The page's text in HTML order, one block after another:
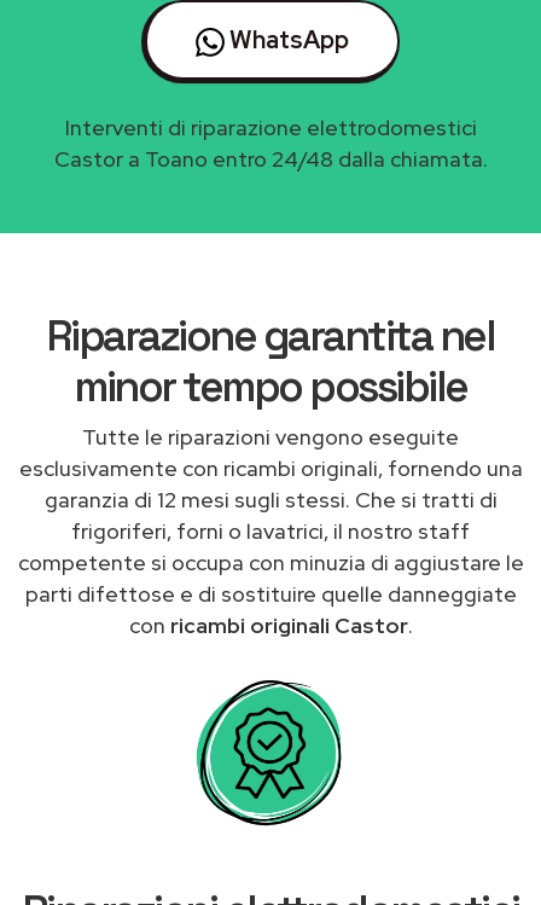
WhatsApp
Interventi di riparazione elettrodomestici
Castor a Toano entro 24/48 dalla chiamata.
Riparazione garantita nel
minor tempo possibile
Tutte le riparazioni vengono eseguite
esclusivamente con ricambi originali, fornendo una
garanzia di 12 mesi sugli stessi. Che si tratti di
frigoriferi, forni o lavatrici, il nostro staff
competente si occupa con minuzia di aggiustare le
parti difettose e di sostituire quelle danneggiate
con ricambi originali Castor.